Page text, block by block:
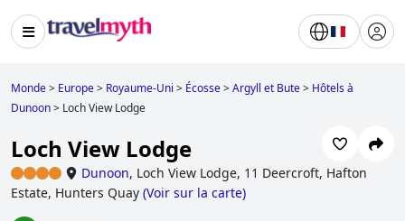
Monde> Europe> Royaume-Uni > Écosse>Argyll et Bute> Hôtels à
Dunoon> Loch View Lodge
Loch View Lodge
Dunoon, Loch View Lodge, 11 Deercroft, Hafton
Estate, Hunters Quay (Voir sur la carte)